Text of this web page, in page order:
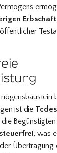
öffentlicher
ist die
die
steuerfrei, was
Übertragung